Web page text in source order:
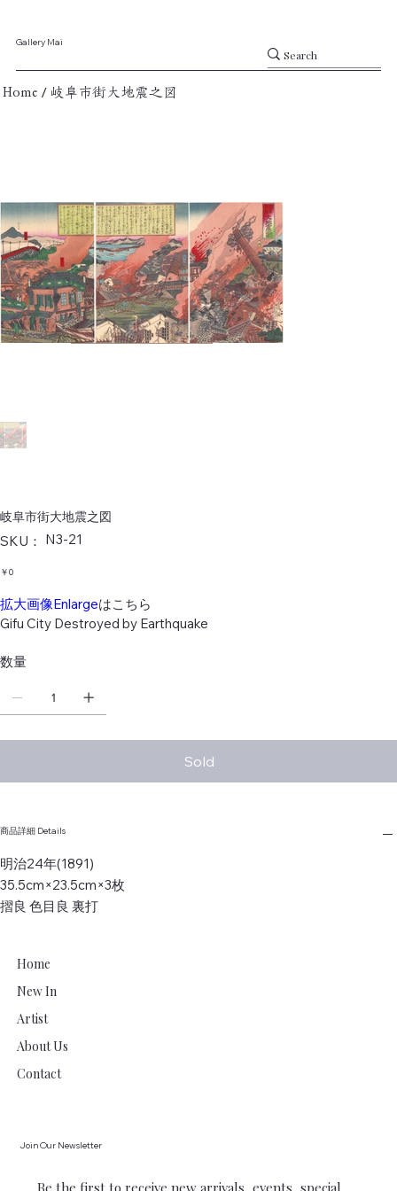
Gallery Mai
Home / 岐阜市街大地震之図
岐阜市街大地震之図
SKU：
SKU：
N3-
N3-21
価￥0
拡大画像Enlargeはこちら
Gifu City Destroyed by Earthquake
数量
Sold
商品詳細 Details
明治24年(1891)
35.5cm×23.5cm×3枚
摺良 色目良 裏打
Home
New In
Artist
About Us
Contact
Join Our Newsletter